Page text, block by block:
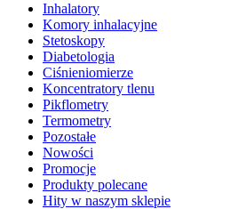
Inhalatory
Komory inhalacyjne
Stetoskopy
Diabetologia
Ciśnieniomierze
Koncentratory tlenu
Pikflometry
Termometry
Pozostałe
Nowości
Promocje
Produkty polecane
Hity w naszym sklepie